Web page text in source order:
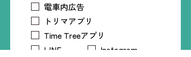
電車内広告
トリマアプリ
Time Treeアプリ
LINE
Instagram